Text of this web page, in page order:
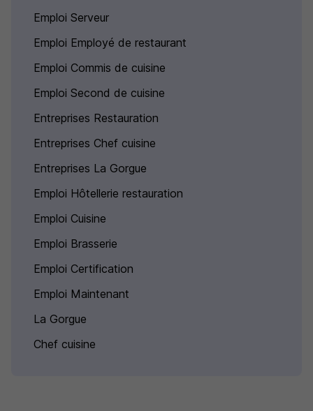
Emploi Serveur
Emploi Employé de restaurant
Emploi Commis de cuisine
Emploi Second de cuisine
Entreprises Restauration
Entreprises Chef cuisine
Entreprises La Gorgue
Emploi Hôtellerie restauration
Emploi Cuisine
Emploi Brasserie
Emploi Certification
Emploi Maintenant
La Gorgue
Chef cuisine